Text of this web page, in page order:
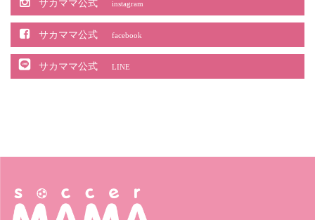
サカママ公式 instagram
サカママ公式 facebook
サカママ公式 LINE